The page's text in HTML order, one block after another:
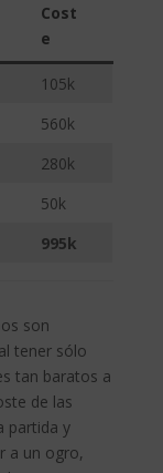
Cost
e
105k
560k
280k
50k
995k
son
tener sólo
tan baratos a
de las
partida y
a un ogro,